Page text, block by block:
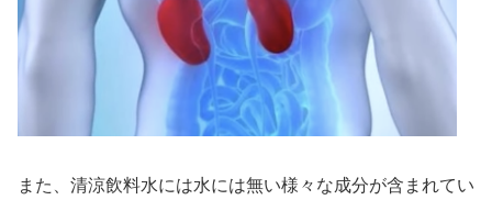
また、清涼飲料水には水には無い様々な成分が含まれてい